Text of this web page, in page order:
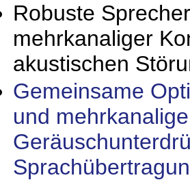
Robuste
mehrkanaliger
akustischen
Gemeinsame
und